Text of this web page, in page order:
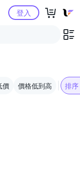
中心登入
價 價格低到高 排序